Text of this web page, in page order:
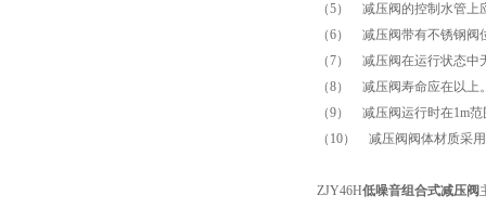
（5） 减压阀的控制水管上
（6） 减压阀带有不锈钢阀
（7） 减压阀在运行状态中
（8） 减压阀寿命应在以上
（9） 减压阀运行时在1m
（10） 减压阀阀体材质采
ZJY46H低噪音组合式减压阀